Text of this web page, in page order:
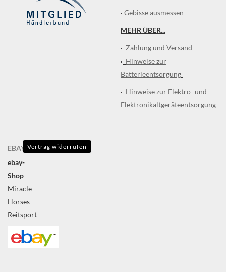
Gebisse ausmessen
MEHR ÜBER...
Zahlung und Versand
Hinweise zur
Batterieentsorgung
Hinweise zur Elektro- und
Elektronikaltgeräteentsorgung
EBAY
ebay-
Shop
Miracle
Horses
Reitsport
Vertrag widerrufen